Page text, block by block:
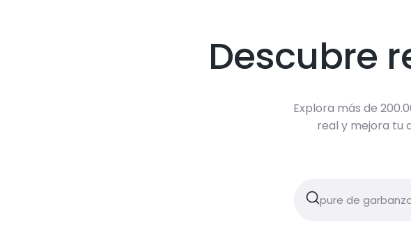
Descubre
Explora más de
real y mejora tu